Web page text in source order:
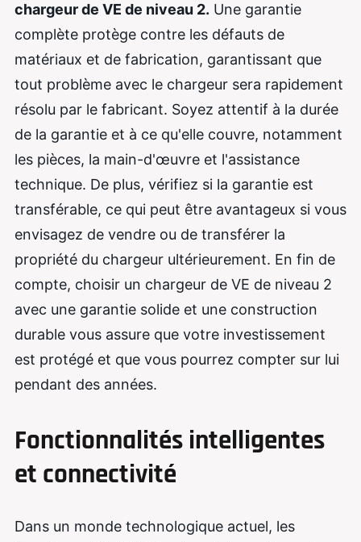
chargeur de VE de niveau 2. Une garantie
complète protège contre les défauts de
matériaux et de fabrication, garantissant que
tout problème avec le chargeur sera rapidement
résolu par le fabricant. Soyez attentif à la durée
de la garantie et à ce qu'elle couvre, notamment
les pièces, la main-d'œuvre et l'assistance
technique. De plus, vérifiez si la garantie est
transférable, ce qui peut être avantageux si vous
envisagez de vendre ou de transférer la
propriété du chargeur ultérieurement. En fin de
compte, choisir un chargeur de VE de niveau 2
avec une garantie solide et une construction
durable vous assure que votre investissement
est protégé et que vous pourrez compter sur lui
pendant des années.
Fonctionnalités intelligentes
et connectivité
Dans un monde technologique actuel, les